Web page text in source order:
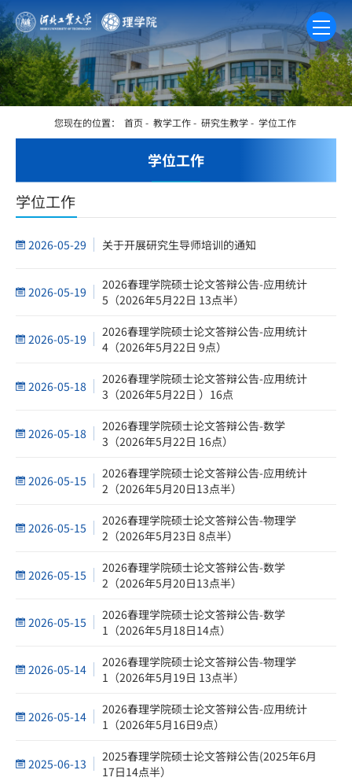
学位工作
您现在的位置： 首页 - 教学工作- 研究生教学- 学位工作
学位工作
2026-05-29 关于开展研究生导师培训的通知
2026-05-19
2026春理学院硕士论文答辩公告-应用统计
5（2026年5月22日 13点半）
2026-05-19
2026春理学院硕士论文答辩公告-应用统计
4（2026年5月22日 9点）
2026-05-18
2026春理学院硕士论文答辩公告-应用统计
3（2026年5月22日 ）16点
2026-05-18
2026春理学院硕士论文答辩公告-数学
3（2026年5月22日 16点）
2026-05-15
2026春理学院硕士论文答辩公告-应用统计
2（2026年5月20日13点半）
2026-05-15
2026春理学院硕士论文答辩公告-物理学
2（2026年5月23日 8点半）
2026-05-15
2026春理学院硕士论文答辩公告-数学
2（2026年5月20日13点半）
2026-05-15
2026春理学院硕士论文答辩公告-数学
1（2026年5月18日14点）
2026-05-14
2026春理学院硕士论文答辩公告-物理学
1（2026年5月19日 13点半）
2026-05-14
2026春理学院硕士论文答辩公告-应用统计
1（2026年5月16日9点）
2025-06-13
2025春理学院硕士论文答辩公告(2025年6月
17日14点半）